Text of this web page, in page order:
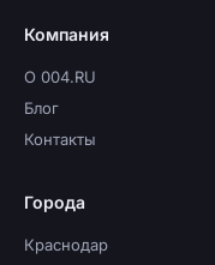
Компания
О 004.RU
Блог
Контакты
Города
Краснодар